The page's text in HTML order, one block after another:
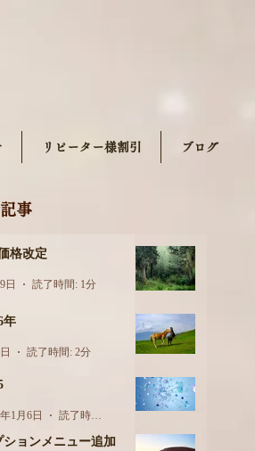
リピーター様割引 ブログ
事
格改定
日 読了時間: 1分
年
読了時間: 2分
1月6日
ションメニュー追加